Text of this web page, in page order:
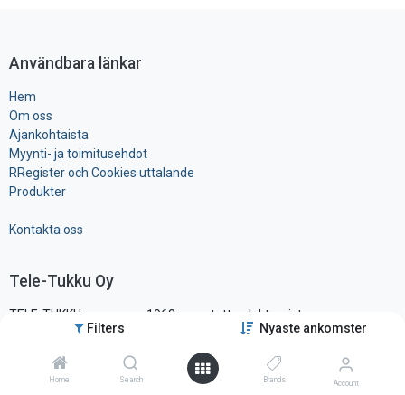
Filters Nyaste ankomster
Home Search Brands Account
Användbara länkar
Hem
Om oss
Ajankohtaista
Myynti- ja toimitusehdot
RRegister och Cookies uttalande
Produkter
Kontakta oss
Tele-Tukku Oy
TELE-TUKKU on vuonna 1963 perustettu elektronisten
komponenttien ja tarvikkeiden maahantuonti- ja tukkuliike, ollen yksi
alansa vanhimmista ja tunnetuimmista yrityksistä Suomessa.
Sijaitsemme pääkaupunkiseudun läheisyydessä hyvien
liikenneyhteysien varrella, vain noin vartin päässä lentokentältä.